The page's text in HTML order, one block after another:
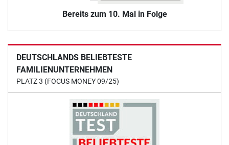
Bereits zum 10. Mal in Folge
DEUTSCHLANDS BELIEBTESTE
FAMILIENUNTERNEHMEN
PLATZ 3 (FOCUS MONEY 09/25)